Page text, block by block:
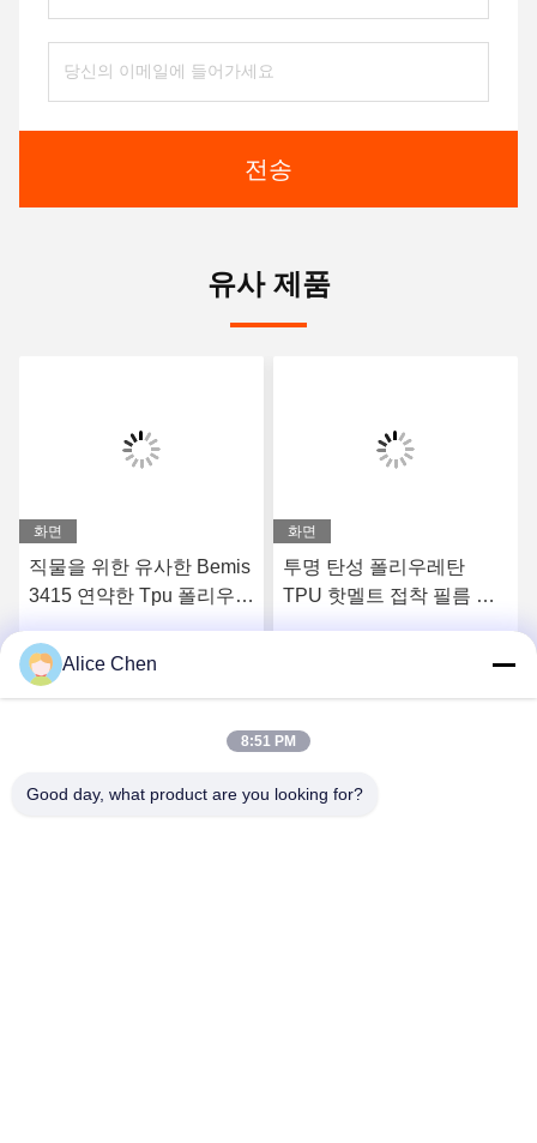
전송
유사 제품
화면
직물을 위한 유사한 Bemis
3415 연약한 Tpu 폴리우레
필름
화면
투명 탄성 폴리우레탄
TPU 핫멜트 접착 필름 제
Alice Chen
8:51 PM
Good day, what product are you looking for?